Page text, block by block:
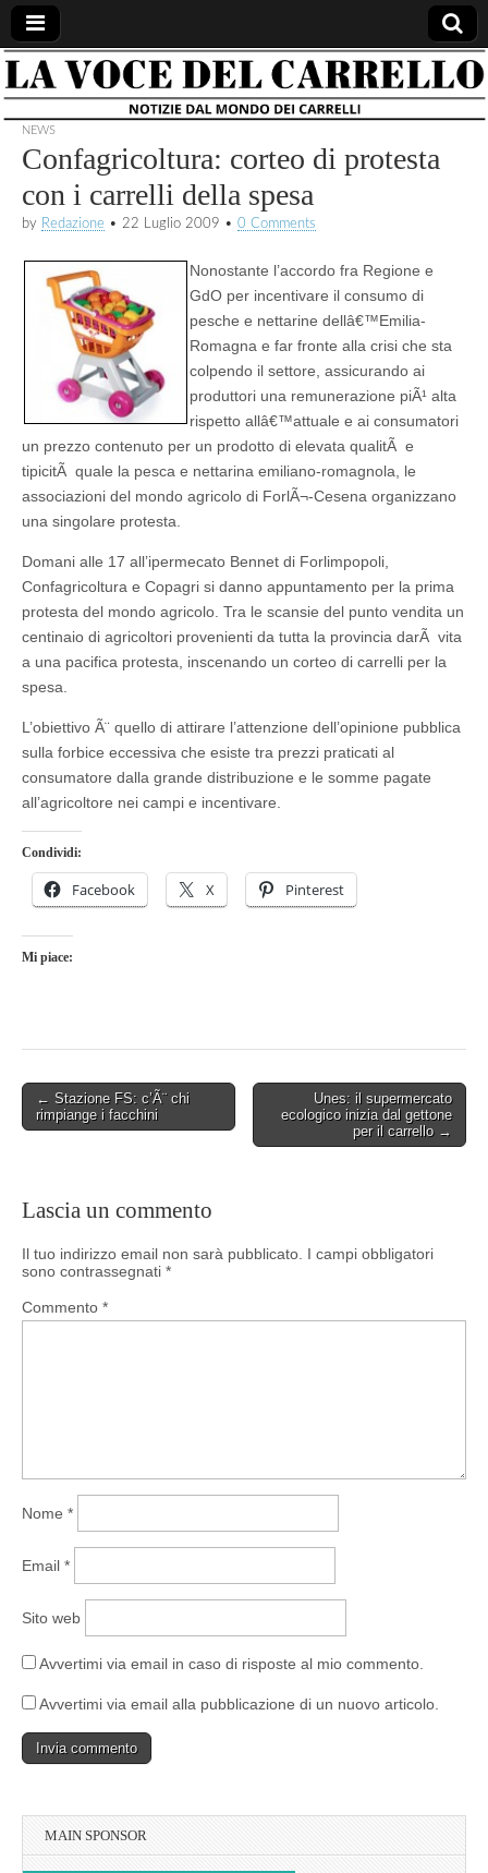
la voce
del
carrello
notizie
dal
mondo
carrelli
NEWS
Confagricoltura: corteo di protesta
con i carrelli della spesa
by Redazione • 22 Luglio 2009 • 0 Comments
Nonostante l’accordo fra Regione e
GdO per incentivare il consumo di
pesche e nettarine dellâ€™Emilia-
Romagna e far fronte alla crisi che sta
colpendo il settore, assicurando ai
produttori una remunerazione piÃ¹ alta
rispetto allâ€™attuale e ai consumatori
un prezzo contenuto per un prodotto di elevata qualitÃ e
tipicitÃ quale la pesca e nettarina emiliano-romagnola, le
associazioni del mondo agricolo di ForlÃ¬-Cesena organizzano
una singolare protesta.
Domani alle 17 all’ipermecato Bennet di Forlimpopoli,
Confagricoltura e Copagri si danno appuntamento per la prima
protesta del mondo agricolo. Tra le scansie del punto vendita un
centinaio di agricoltori provenienti da tutta la provincia darÃ vita
a una pacifica protesta, inscenando un corteo di carrelli per la
spesa.
L’obiettivo Ã¨ quello di attirare l’attenzione dell’opinione pubblica
sulla forbice eccessiva che esiste tra prezzi praticati al
consumatore dalla grande distribuzione e le somme pagate
all’agricoltore nei campi e incentivare.
Condividi:
Facebook X Pinterest
Mi piace:
Post
navigation
← Stazione FS: c’Ã¨ chi
rimpiange i facchini
Unes: il supermercato
ecologico inizia dal gettone
per il carrello →
Lascia un commento
Il tuo indirizzo email non sarà pubblicato. I campi obbligatori
sono contrassegnati *
Commento *
Nome *
Email *
Sito web
Avvertimi via email in caso di risposte al mio commento.
Avvertimi via email alla pubblicazione di un nuovo articolo.
MAIN SPONSOR